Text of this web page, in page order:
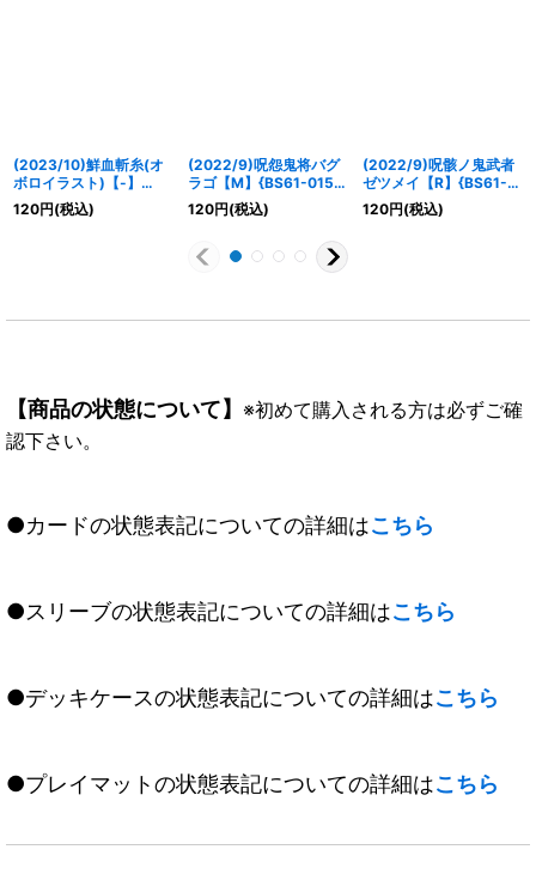
(2023/10)鮮血斬糸(オ
ボロイラスト)【-】
{BS61-069}《紫》
120円(税込)
(2022/9)呪怨鬼将バグ
ラゴ【M】{BS61-015}
《紫》
120円(税込)
(2022/9)呪骸ノ鬼武者
ゼツメイ【R】{BS61-
011}《紫》
120円(税込)
【商品の状態について】 ※初めて購入される方は必ずご確
認下さい。
●カードの状態表記についての詳細はこちら
●スリーブの状態表記についての詳細はこちら
●デッキケースの状態表記についての詳細はこちら
●プレイマットの状態表記についての詳細はこちら